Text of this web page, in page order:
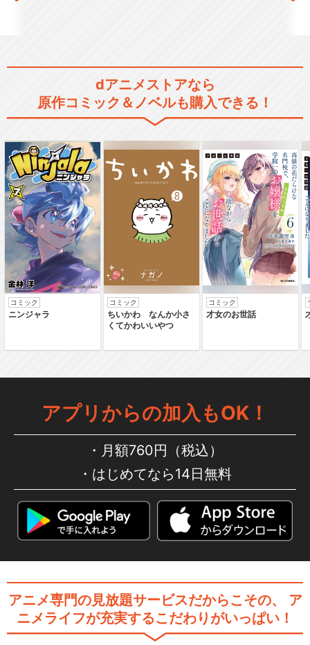
ガッチャマン クラウズ インサ
イト
閉じる
dアニメストアなら
原作コミック＆ノベルも購入できる！
コミック
ニンジャラ
コミック
ちいかわ なんか小さ
くてかわいいやつ
コミック
才女のお世話
アプリからの加入もOK！
月額760円（税込）
はじめてなら14日無料
アニメ専門の見放題サービスだからこその、
ア
ニメライフが充実するこだわりがいっぱい！